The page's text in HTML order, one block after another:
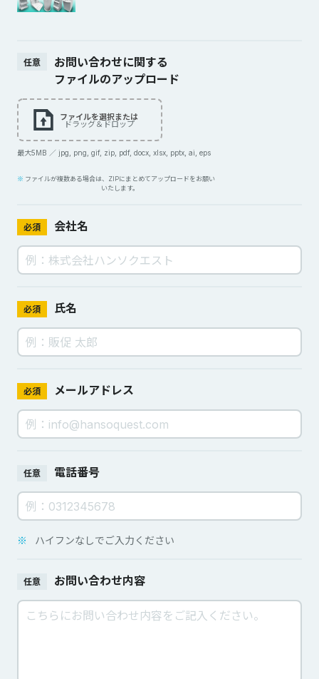
任意
お問い合わせに関する
ファイルのアップロード
ファイルを選択または
ドラッグ＆ドロップ
最大5MB ／ jpg, png, gif, zip, pdf, docx, xlsx, pptx, ai, eps
ファイルが複数ある場合は、ZIPにまとめてアップロードをお願い
いたします。
必須 会社名
必須 氏名
必須 メールアドレス
任意 電話番号
※ ハイフンなしでご入力ください
任意 お問い合わせ内容